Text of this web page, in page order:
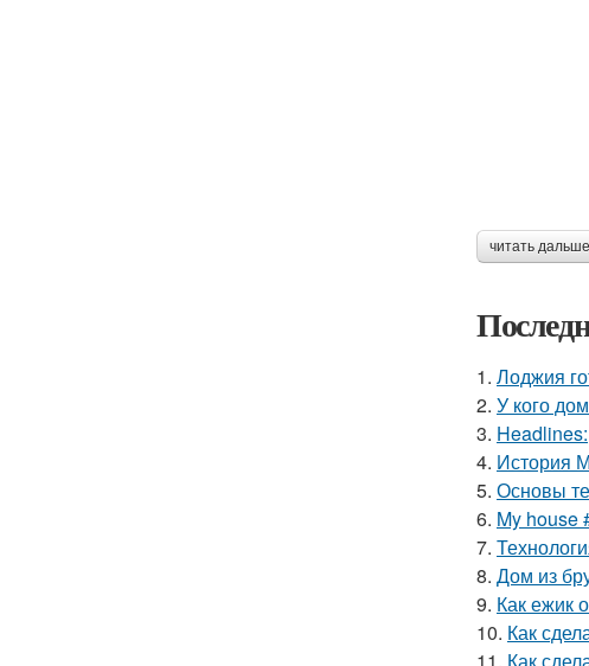
читать
1. Лоджия
2. У кого
3. Headlines:
4. История
5. Основы
6. My house
7.
8. Дом из
9. Как ежик
10. Как